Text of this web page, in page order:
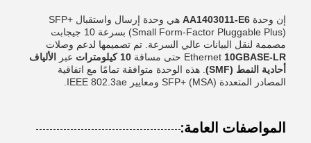
إن وحدة AA1403011-E6
هي وحدة إرسال واستقبال SFP+
(Small Form-Factor Pluggable Plus) بسرعة 10 جيجابت
مصممة لنقل البيانات عالي السرعة. تم تصميمها لدعم وصلات
Ethernet 10GBASE-LR حتى مسافة 10 كيلومترات عبر
الألياف
أحادية النمط (SMF)
. هذه الوحدة متوافقة تمامًا مع اتفاقية
المصادر المتعددة SFP+ (MSA) ومعايير IEEE 802.3ae.
المواصفات العامة: